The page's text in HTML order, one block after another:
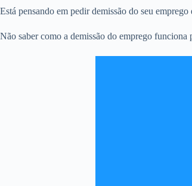
Está pensando em pedir demissão do seu
Não saber como a demissão do emprego